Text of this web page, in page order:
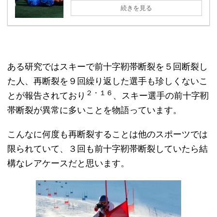
続きを見る
ある研究ではスキーで前十字靭帯断裂を５回断裂し
た人、再断裂を９回繰り返した選手も珍しくないこ
とが報告されており ２・１６ 、スキー選手の前十字靭
帯断裂が異常に多いことを物語っています。
こんなに何度も再断裂することは他のスポーツでは
限られていて、３回も前十字靭帯断裂していたら結
構なレアケースだと思います。